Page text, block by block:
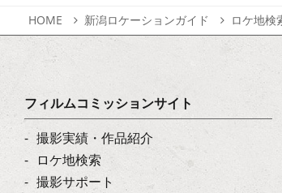
HOME 新潟ロケーションガイド ロケ地検
フィルムコミッションサイト
撮影実績・作品紹介
ロケ地検索
撮影サポート